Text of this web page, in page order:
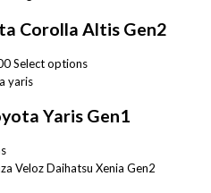
through
Rp3.700.000
multiple
variants.
chosen
product
Corolla Altis Gen2
Price
range:
through
Rp2.050.000
Select optionsThis
multiple
variants.
may
Yaris Gen1
This
product